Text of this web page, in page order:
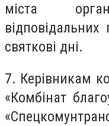
міста
відповідальних
святкові дні.
7. Керівникам
«Комбінат